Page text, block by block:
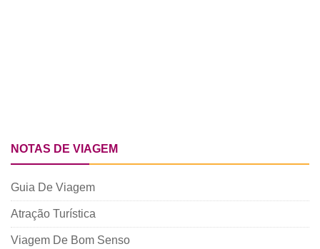
NOTAS DE VIAGEM
Guia De Viagem
Atração Turística
Viagem De Bom Senso